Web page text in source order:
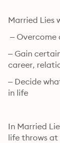
Married Lies
– Overcome
– Gain
career,
– Decide
in life
In Married
life throws at